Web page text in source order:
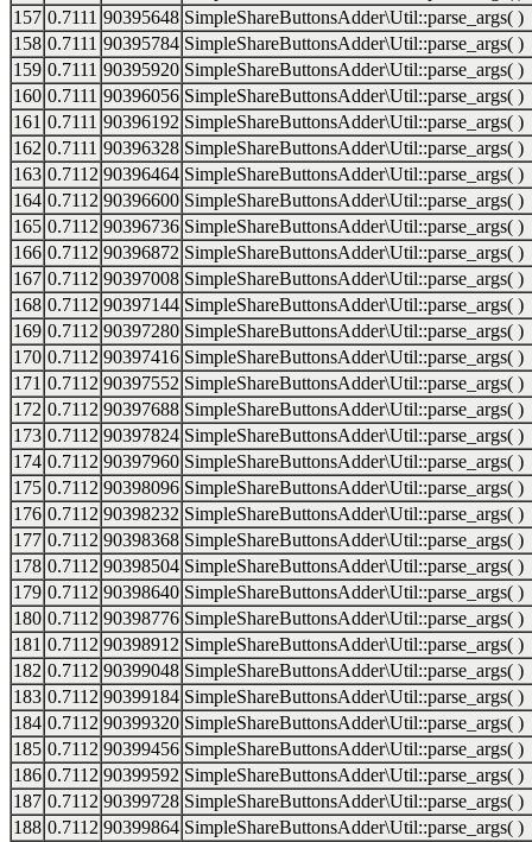
157 0.7111 90395648 SimpleShareButtonsAdder\Util::parse_args( )
158 0.7111 90395784 SimpleShareButtonsAdder\Util::parse_args( )
159 0.7111 90395920 SimpleShareButtonsAdder\Util::parse_args( )
160 0.7111 90396056 SimpleShareButtonsAdder\Util::parse_args( )
161 0.7111 90396192 SimpleShareButtonsAdder\Util::parse_args( )
162 0.7111 90396328 SimpleShareButtonsAdder\Util::parse_args( )
163 0.7112 90396464 SimpleShareButtonsAdder\Util::parse_args( )
164 0.7112 90396600 SimpleShareButtonsAdder\Util::parse_args( )
165 0.7112 90396736 SimpleShareButtonsAdder\Util::parse_args( )
166 0.7112 90396872 SimpleShareButtonsAdder\Util::parse_args( )
167 0.7112 90397008 SimpleShareButtonsAdder\Util::parse_args( )
168 0.7112 90397144 SimpleShareButtonsAdder\Util::parse_args( )
169 0.7112 90397280 SimpleShareButtonsAdder\Util::parse_args( )
170 0.7112 90397416 SimpleShareButtonsAdder\Util::parse_args( )
171 0.7112 90397552 SimpleShareButtonsAdder\Util::parse_args( )
172 0.7112 90397688 SimpleShareButtonsAdder\Util::parse_args( )
173 0.7112 90397824 SimpleShareButtonsAdder\Util::parse_args( )
174 0.7112 90397960 SimpleShareButtonsAdder\Util::parse_args( )
175 0.7112 90398096 SimpleShareButtonsAdder\Util::parse_args( )
176 0.7112 90398232 SimpleShareButtonsAdder\Util::parse_args( )
177 0.7112 90398368 SimpleShareButtonsAdder\Util::parse_args( )
178 0.7112 90398504 SimpleShareButtonsAdder\Util::parse_args( )
179 0.7112 90398640 SimpleShareButtonsAdder\Util::parse_args( )
180 0.7112 90398776 SimpleShareButtonsAdder\Util::parse_args( )
181 0.7112 90398912 SimpleShareButtonsAdder\Util::parse_args( )
182 0.7112 90399048 SimpleShareButtonsAdder\Util::parse_args( )
183 0.7112 90399184 SimpleShareButtonsAdder\Util::parse_args( )
184 0.7112 90399320 SimpleShareButtonsAdder\Util::parse_args( )
185 0.7112 90399456 SimpleShareButtonsAdder\Util::parse_args( )
186 0.7112 90399592 SimpleShareButtonsAdder\Util::parse_args( )
187 0.7112 90399728 SimpleShareButtonsAdder\Util::parse_args( )
188 0.7112 90399864 SimpleShareButtonsAdder\Util::parse_args( )